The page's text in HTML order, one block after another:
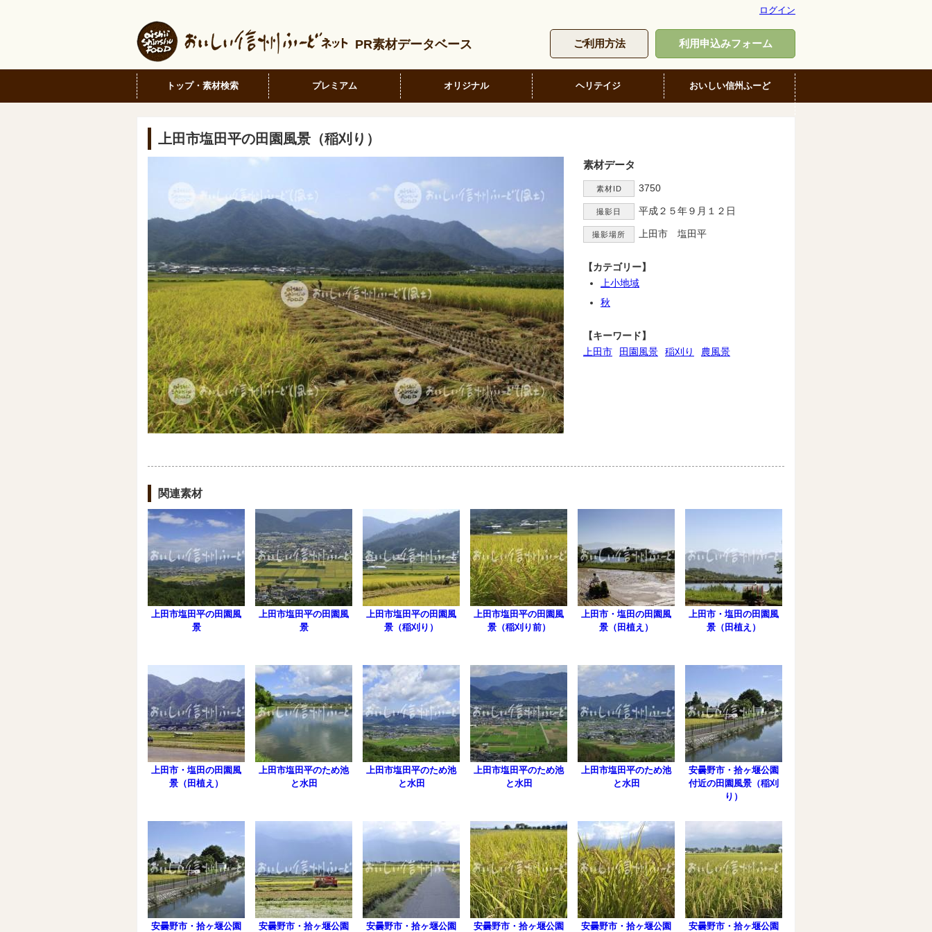
ログイン
PR素材データベース ご利用方法 利用申込みフォーム
トップ・素材検索 プレミアム オリジナル ヘリテイジ おいしい信州ふーど
上田市塩田平の田園風景（稲刈り）
素材データ
素材ID 3750
撮影日 平成２５年９月１２日
撮影場所 上田市 塩田平
【カテゴリー】
上小地域
秋
【キーワード】
上田市
田園風景 稲刈り 農風景
関連素材
上田市塩田平の田園風
景
上田市塩田平の田園風
景
上田市塩田平の田園風
景（稲刈り）
上田市塩田平の田園風
景（稲刈り前）
上田市・塩田の田園風
景（田植え）
上田市・塩田の田園風
景（田植え）
上田市・塩田の田園風
景（田植え）
上田市塩田平のため池
と水田
上田市塩田平のため池
と水田
上田市塩田平のため池
と水田
上田市塩田平のため池
と水田
安曇野市・拾ヶ堰公園
付近の田園風景（稲刈
り）
安曇野市・拾ヶ堰公園 安曇野市・拾ヶ堰公園 安曇野市・拾ヶ堰公園 安曇野市・拾ヶ堰公園 安曇野市・拾ヶ堰公園 安曇野市・拾ヶ堰公園